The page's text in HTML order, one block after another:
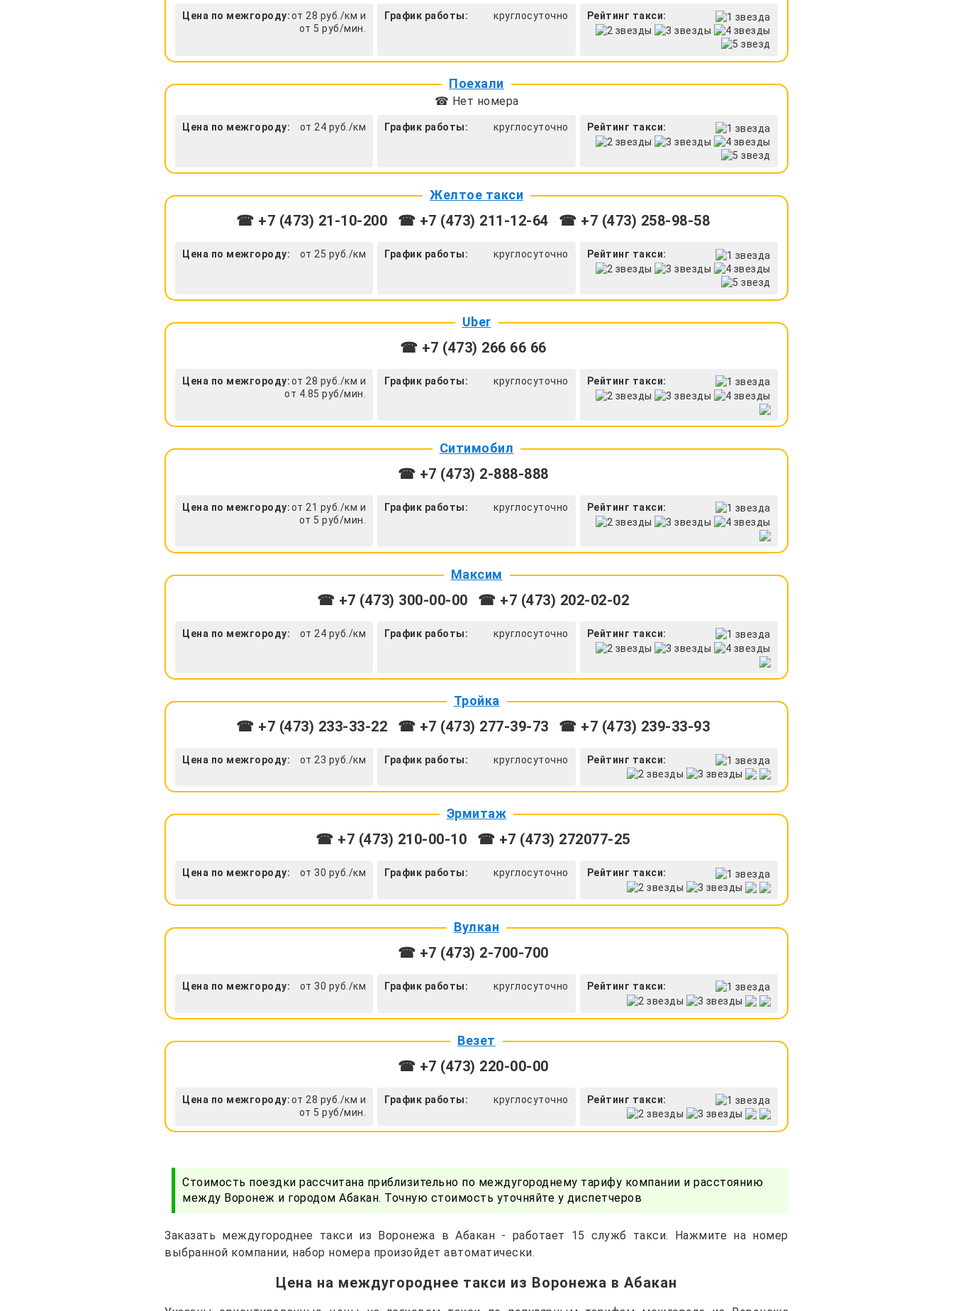
Цена по межгороду:от 28 руб./км и
от 5 руб/мин.
График работы: круглосуточно Рейтинг такси:
Поехали
☎ Нет номера
Цена по межгороду: от 24 руб./км График работы: круглосуточно Рейтинг такси:
Желтое такси
☎ +7 (473) 21-10-200 ☎ +7 (473) 211-12-64 ☎ +7 (473) 258-98-58
Цена по межгороду: от 25 руб./км График работы: круглосуточно Рейтинг такси:
Uber
☎ +7 (473) 266 66 66
Цена по межгороду:от 28 руб./км и
от 4.85 руб/мин.
График работы: круглосуточно Рейтинг такси:
Ситимобил
☎ +7 (473) 2-888-888
Цена по межгороду:от 21 руб./км и
от 5 руб/мин.
График работы: круглосуточно Рейтинг такси:
Максим
☎ +7 (473) 300-00-00 ☎ +7 (473) 202-02-02
Цена по межгороду: от 24 руб./км График работы: круглосуточно Рейтинг такси:
Тройка
☎ +7 (473) 233-33-22 ☎ +7 (473) 277-39-73 ☎ +7 (473) 239-33-93
Цена по межгороду: от 23 руб./км График работы: круглосуточно Рейтинг такси:
Эрмитаж
☎ +7 (473) 210-00-10 ☎ +7 (473) 272077-25
Цена по межгороду: от 30 руб./км График работы: круглосуточно Рейтинг такси:
Вулкан
☎ +7 (473) 2-700-700
Цена по межгороду: от 30 руб./км График работы: круглосуточно Рейтинг такси:
Везет
☎ +7 (473) 220-00-00
Цена по межгороду:от 28 руб./км и
от 5 руб/мин.
График работы: круглосуточно Рейтинг такси:
Стоимость поездки рассчитана приблизительно по междугороднему тарифу компании и расстоянию
между Воронеж и городом Абакан. Точную стоимость уточняйте у диспетчеров
Заказать междугороднее такси из Воронежа в Абакан - работает 15 служб такси. Нажмите на номер
выбранной компании, набор номера произойдет автоматически.
Цена на междугороднее такси из Воронежа в Абакан